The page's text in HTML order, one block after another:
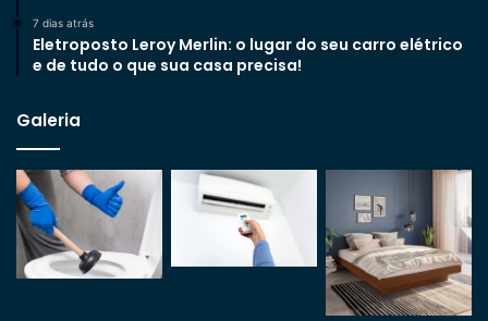
7 dias atrás
Eletroposto Leroy Merlin: o lugar do seu carro elétrico
e de tudo o que sua casa precisa!
Galeria